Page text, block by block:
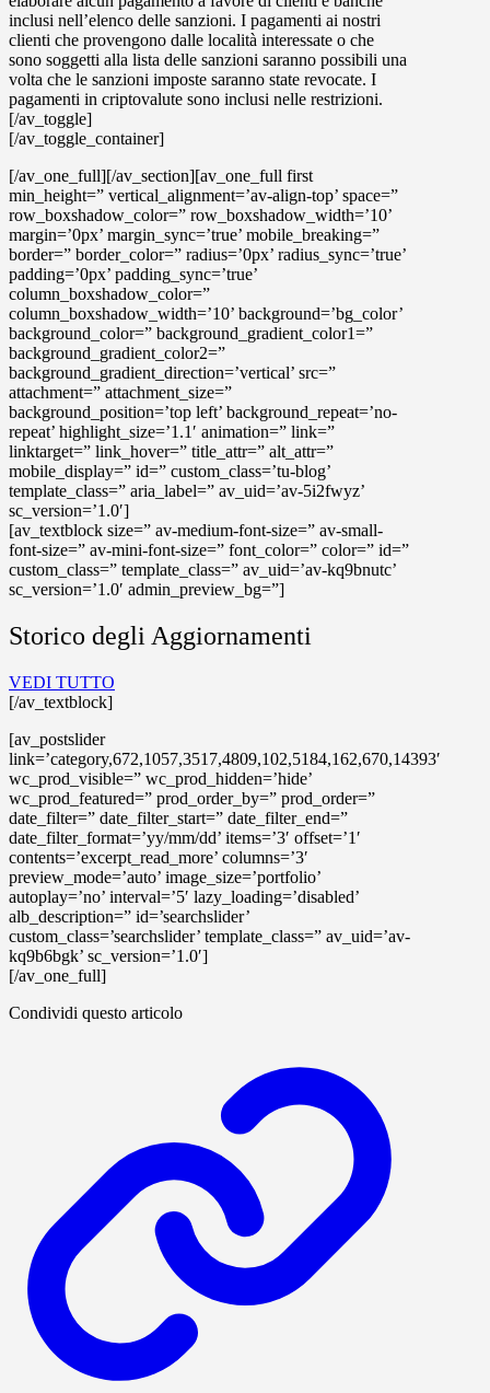
inclusi nell’elenco delle sanzioni. I pagamenti ai nostri
clienti che provengono dalle località interessate o che
sono soggetti alla lista delle sanzioni saranno possibili una
volta che le sanzioni imposte saranno state revocate. I
pagamenti in criptovalute sono inclusi nelle restrizioni.
[/av_toggle]
[/av_toggle_container]
[/av_one_full][/av_section][av_one_full first
min_height=” vertical_alignment=’av-align-top’ space=”
row_boxshadow_color=” row_boxshadow_width=’10’
margin=’0px’ margin_sync=’true’ mobile_breaking=”
border=” border_color=” radius=’0px’ radius_sync=’true’
padding=’0px’ padding_sync=’true’
column_boxshadow_color=”
column_boxshadow_width=’10’ background=’bg_color’
background_color=” background_gradient_color1=”
background_gradient_color2=”
background_gradient_direction=’vertical’ src=”
attachment=” attachment_size=”
background_position=’top left’ background_repeat=’no-
repeat’ highlight_size=’1.1′ animation=” link=”
linktarget=” link_hover=” title_attr=” alt_attr=”
mobile_display=” id=” custom_class=’tu-blog’
template_class=” aria_label=” av_uid=’av-5i2fwyz’
sc_version=’1.0′]
[av_textblock size=” av-medium-font-size=” av-small-
font-size=” av-mini-font-size=” font_color=” color=” id=”
custom_class=” template_class=” av_uid=’av-kq9bnutc’
sc_version=’1.0′ admin_preview_bg=”]
Storico degli Aggiornamenti
VEDI TUTTO
[/av_textblock]
[av_postslider
link=’category,672,1057,3517,4809,102,5184,162,670,14393′
wc_prod_visible=” wc_prod_hidden=’hide’
wc_prod_featured=” prod_order_by=” prod_order=”
date_filter=” date_filter_start=” date_filter_end=”
date_filter_format=’yy/mm/dd’ items=’3′ offset=’1′
contents=’excerpt_read_more’ columns=’3′
preview_mode=’auto’ image_size=’portfolio’
autoplay=’no’ interval=’5′ lazy_loading=’disabled’
alb_description=” id=’searchslider’
custom_class=’searchslider’ template_class=” av_uid=’av-
kq9b6bgk’ sc_version=’1.0′]
[/av_one_full]
Condividi questo articolo